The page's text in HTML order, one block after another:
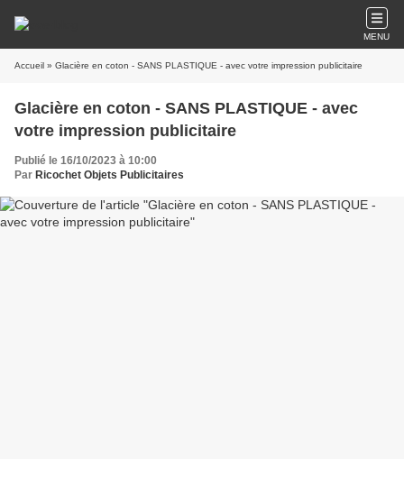
MENU
Accueil » Glacière en coton - SANS PLASTIQUE - avec votre impression publicitaire
Glacière en coton - SANS PLASTIQUE - avec
votre impression publicitaire
Publié le 16/10/2023 à 10:00
Par Ricochet Objets Publicitaires